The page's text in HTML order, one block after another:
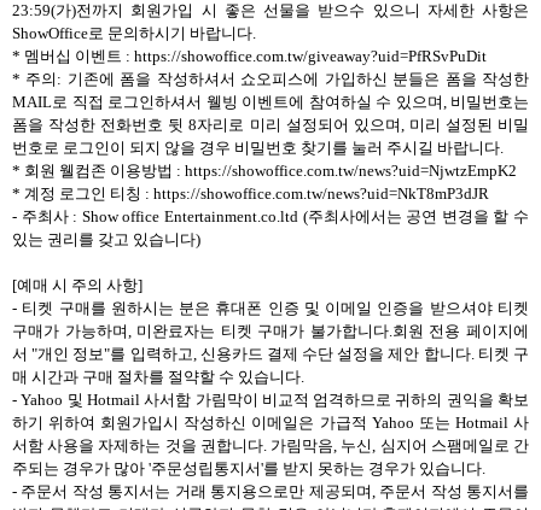
23:59(가)전까지 회원가입 시 좋은 선물을 받으수 있으니 자세한 사항은
ShowOffice로 문의하시기 바랍니다.
* 멤버십 이벤트 : https://showoffice.com.tw/giveaway?uid=PfRSvPuDit
* 주의: 기존에 폼을 작성하셔서 쇼오피스에 가입하신 분들은 폼을 작성한
MAIL로 직접 로그인하셔서 웰빙 이벤트에 참여하실 수 있으며, 비밀번호는
폼을 작성한 전화번호 뒷 8자리로 미리 설정되어 있으며, 미리 설정된 비밀
번호로 로그인이 되지 않을 경우 비밀번호 찾기를 눌러 주시길 바랍니다.
* 회원 웰컴존 이용방법 : https://showoffice.com.tw/news?uid=NjwtzEmpK2
* 계정 로그인 티칭 : https://showoffice.com.tw/news?uid=NkT8mP3dJR
- 주최사 : Show office Entertainment.co.ltd (주최사에서는 공연 변경을 할 수
있는 권리를 갖고 있습니다)
[예매 시 주의 사항]
- 티켓 구매를 원하시는 분은 휴대폰 인증 및 이메일 인증을 받으셔야 티켓
구매가 가능하며, 미완료자는 티켓 구매가 불가합니다.회원 전용 페이지에
서 "개인 정보"를 입력하고, 신용카드 결제 수단 설정을 제안 합니다. 티켓 구
매 시간과 구매 절차를 절약할 수 있습니다.
- Yahoo 및 Hotmail 사서함 가림막이 비교적 엄격하므로 귀하의 권익을 확보
하기 위하여 회원가입시 작성하신 이메일은 가급적 Yahoo 또는 Hotmail 사
서함 사용을 자제하는 것을 권합니다. 가림막음, 누신, 심지어 스팸메일로 간
주되는 경우가 많아 '주문성립통지서'를 받지 못하는 경우가 있습니다.
- 주문서 작성 통지서는 거래 통지용으로만 제공되며, 주문서 작성 통지서를